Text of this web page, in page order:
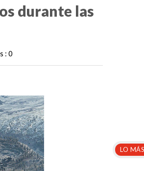
durante las
: 0
LO